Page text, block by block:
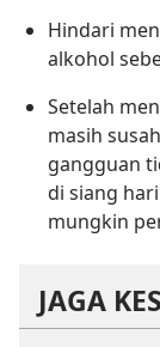
Hindari
alkohol
Setelah
masih
gangguan
di siang
mungkin
JAGA